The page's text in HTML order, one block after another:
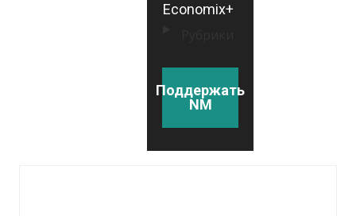
Economix+
Поддержать
NM